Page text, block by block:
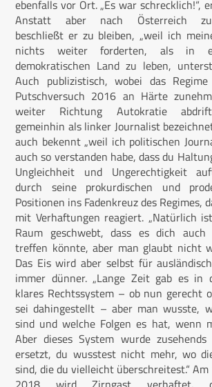
ebenfalls vor Ort. „Es war schrecklich!“,
Anstatt aber nach Österreich
beschließt er zu bleiben, „weil ich
nichts weiter forderten, als in
demokratischen Land zu leben,
Auch publizistisch, wobei das
Putschversuch 2016 an Härte
weiter Richtung Autokratie
gemeinhin als linker Journalist
auch bekennt „weil ich politischen
auch so verstanden habe, dass du
Ungleichheit und Ungerechtigkeit
durch seine prokurdischen und
Positionen ins Fadenkreuz des Regimes,
mit Verhaftungen reagiert. „Natürlich
Raum geschwebt, dass es dich
treffen könnte, aber man glaubt nicht
Das Eis wird aber selbst für
immer dünner. „Lange Zeit gab es in
klares Rechtssystem – ob nun gerecht
sei dahingestellt – aber man wusste,
sind und welche Folgen es hat, wenn
Aber dieses System wurde
ersetzt, du wusstest nicht mehr, wo
sind, die du vielleicht überschreitest.“